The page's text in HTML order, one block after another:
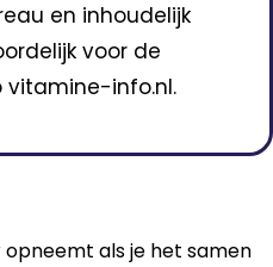
en inhoudelijk
voor de
vitamine-info.nl.
opneemt als je het samen